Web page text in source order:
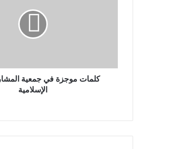
كلمات موجزة في جمعية
الإسلامية